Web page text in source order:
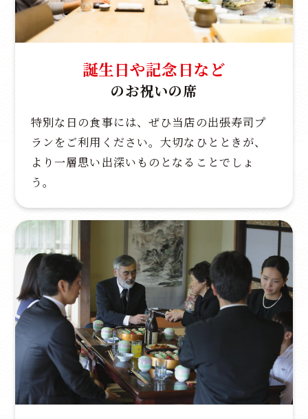
誕生日や記念日など
のお祝いの席
特別な日の食事には、ぜひ当店の出張寿司プ
ランをご利用ください。大切なひとときが、
より一層思い出深いものとなることでしょ
う。